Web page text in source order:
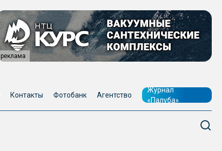
реклама
Контакты Фотобанк Агентство
Журнал
«Палуба»